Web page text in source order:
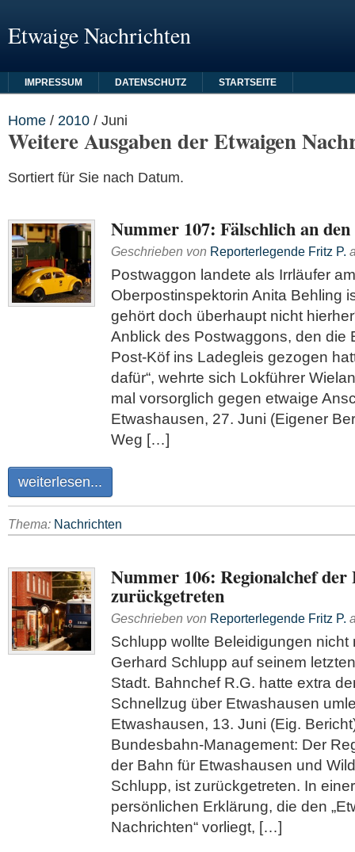
Etwaige Nachrichten
IMPRESSUM DATENSCHUTZ STARTSEITE
Home / 2010 / Juni
Weitere Ausgaben der Etwaigen
Sortiert für Sie nach Datum.
Nummer 107: Fälschlich an
Geschrieben von Reporterlegende Fritz P.
Postwaggon landete als Irrläufer
Oberpostinspektorin Anita Behling
gehört doch überhaupt nicht
Anblick des Postwaggons, den die
Post-Köf ins Ladegleis gezogen
dafür“, wehrte sich Lokführer
mal vorsorglich gegen etwaige
Etwashausen, 27. Juni (Eigener
Weg […]
weiterlesen...
Thema: Nachrichten
Nummer 106: Regionalchef der
zurückgetreten
Geschrieben von Reporterlegende Fritz P.
Schlupp wollte Beleidigungen nicht
Gerhard Schlupp auf seinem
Stadt. Bahnchef R.G. hatte extra
Schnellzug über Etwashausen
Etwashausen, 13. Juni (Eig.
Bundesbahn-Management: Der
der Bahn für Etwashausen und
Schlupp, ist zurückgetreten. In
persönlichen Erklärung, die den
Nachrichten“ vorliegt, […]